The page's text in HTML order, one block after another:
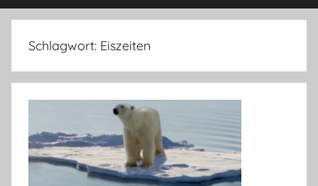
Schlagwort: Eiszeiten